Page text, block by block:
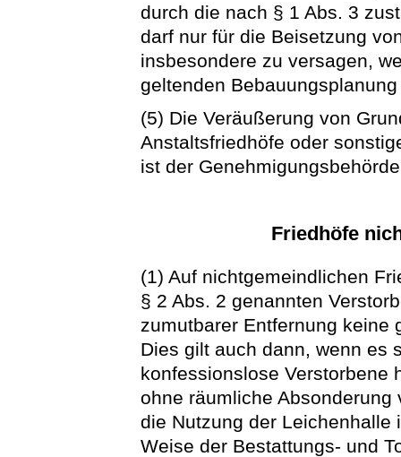
durch die nach § 1 Abs. 3
darf nur für die Beisetzung
insbesondere zu versagen,
geltenden
(5) Die Veräußerung von
Anstaltsfriedhöfe oder
ist der
Friedhöfe
(1) Auf nichtgemeindlichen
§ 2 Abs. 2 genannten
zumutbarer Entfernung keine
Dies gilt auch dann, wenn es
konfessionslose Verstorbene
ohne räumliche
die Nutzung der Leichenhalle
Weise der Bestattungs- und